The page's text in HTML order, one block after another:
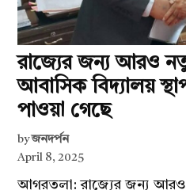
রাজ্যের জন্য আরও
আবাসিক বিদ্যালয়
পাওয়া গেছে
by জনদর্পন
April 8, 2025
আগরতলা: রাজ্যের জন্য